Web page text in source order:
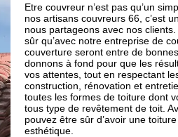
n’est pas qu’un simple métier
couvreurs 66, c’est une vraie
avec nos clients. Vous
notre entreprise de couverture,
seront entre de bonnes mains.
à fond pour que les résultats
tout en respectant les normes en
rénovation et entretien. Nous
formes de toiture dont vous désirez
de revêtement de toit. Avec Brun
sûr d’avoir une toiture étanche,